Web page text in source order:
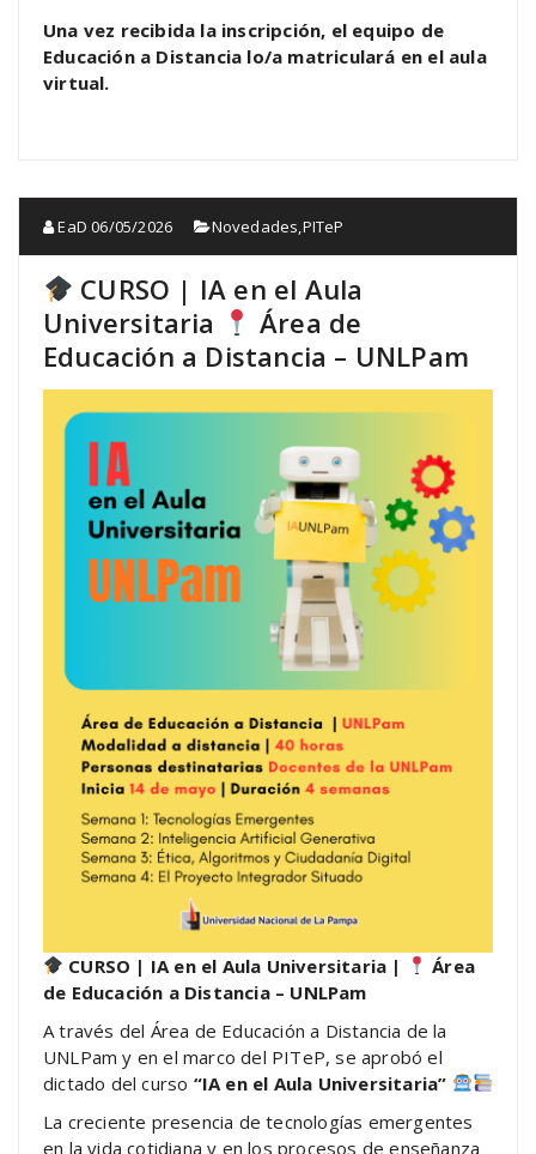
Una vez recibida la inscripción, el equipo de
Educación a Distancia lo/a matriculará en el aula
virtual.
EaD06/05/2026 Novedades,PITeP
CURSO | IA en el Aula
Universitaria
Área de
Educación a Distancia – UNLPam
CURSO | IA en el Aula Universitaria |
Área
de Educación a Distancia – UNLPam
A través del Área de Educación a Distancia de la
UNLPam y en el marco del PITeP, se aprobó el
dictado del curso “IA en el Aula Universitaria”
La creciente presencia de tecnologías emergentes
en la vida cotidiana y en los procesos de enseñanza